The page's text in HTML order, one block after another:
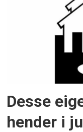
Desse
hender i